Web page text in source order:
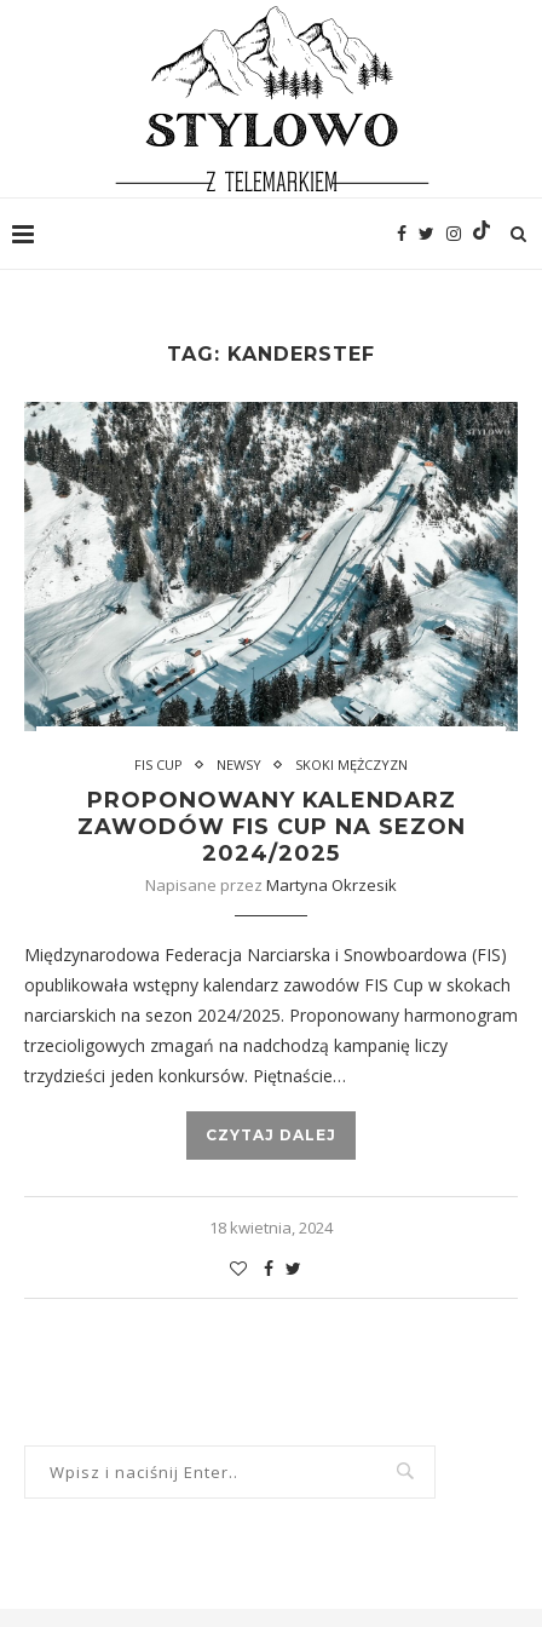
TAG: KANDERSTEF
FIS CUP NEWSY SKOKI MĘŻCZYZN
PROPONOWANY KALENDARZ
ZAWODÓW FIS CUP NA SEZON
2024/2025
Napisane przez Martyna Okrzesik
Międzynarodowa Federacja Narciarska i Snowboardowa (FIS)
opublikowała wstępny kalendarz zawodów FIS Cup w skokach
narciarskich na sezon 2024/2025. Proponowany harmonogram
trzecioligowych zmagań na nadchodzą kampanię liczy
trzydzieści jeden konkursów. Piętnaście…
CZYTAJ DALEJ
18 kwietnia, 2024